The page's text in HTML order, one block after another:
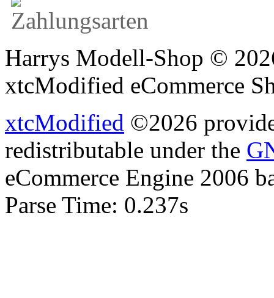
Harrys Modell-Shop ©
xtcModified eCommerce
xtcModified ©2026
redistributable under the
eCommerce Engine 2006
Parse Time: 0.237s